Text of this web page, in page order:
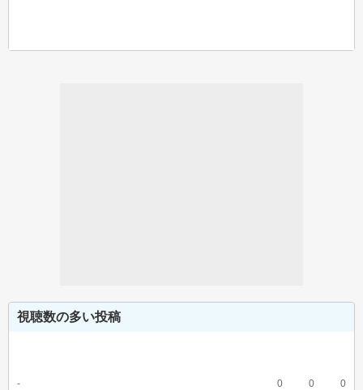
視聴数の多い投稿
- 0 0 0